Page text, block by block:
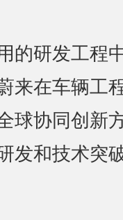
研发工程
来在车辆工
球协同创新
发和技术突